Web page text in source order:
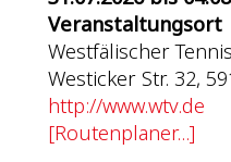
Veranstaltungsort
Westfälischer
Westicker Str. 32,
http://www.wtv.de
[Routenplaner...]